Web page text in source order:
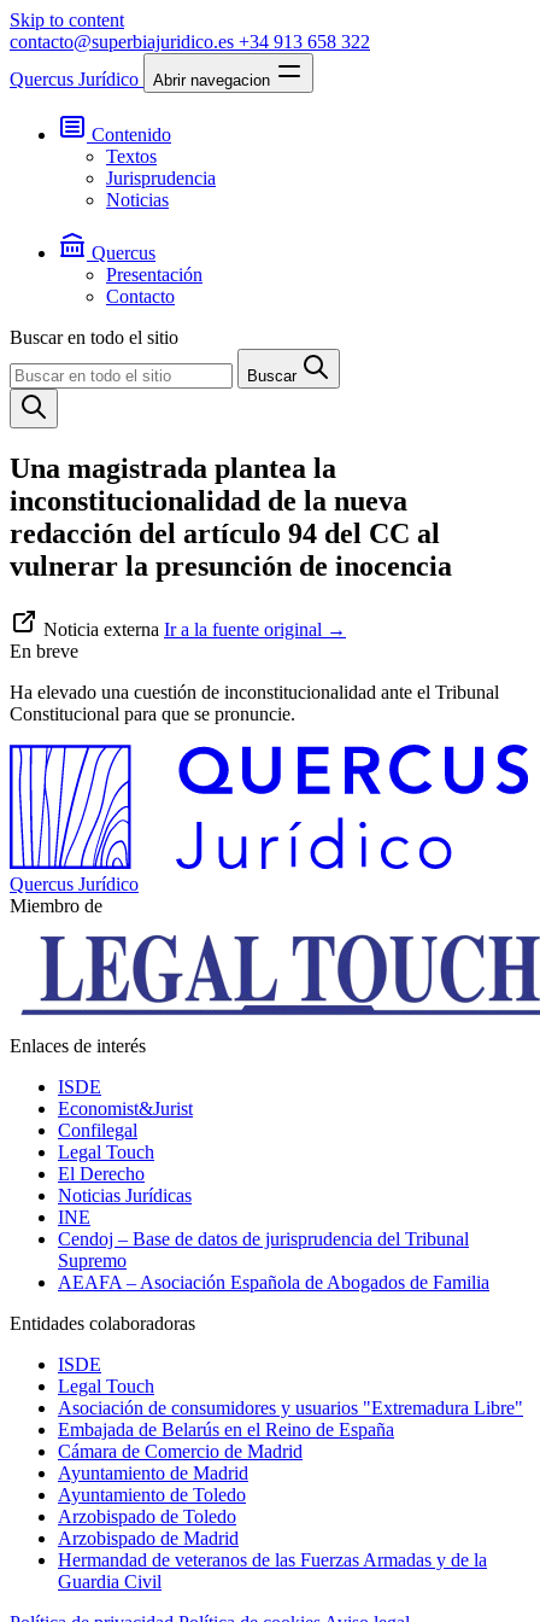
Skip to content
contacto@superbiajuridico.es +34 913 658 322
Quercus Jurídico
Abrir navegacion
Contenido
Textos
Jurisprudencia
Noticias
Quercus
Presentación
Contacto
Buscar en todo el sitio
Buscar
Una magistrada plantea la
inconstitucionalidad de la nueva
redacción del artículo 94 del CC al
vulnerar la presunción de inocencia
Noticia externa Ir a la fuente original →
En breve
Ha elevado una cuestión de inconstitucionalidad ante el Tribunal
Constitucional para que se pronuncie.
Quercus Jurídico
Miembro de
Enlaces de interés
ISDE
Economist&Jurist
Confilegal
Legal Touch
El Derecho
Noticias Jurídicas
INE
Cendoj – Base de datos de jurisprudencia del Tribunal
Supremo
AEAFA – Asociación Española de Abogados de Familia
Entidades colaboradoras
ISDE
Legal Touch
Asociación de consumidores y usuarios "Extremadura Libre"
Embajada de Belarús en el Reino de España
Cámara de Comercio de Madrid
Ayuntamiento de Madrid
Ayuntamiento de Toledo
Arzobispado de Toledo
Arzobispado de Madrid
Hermandad de veteranos de las Fuerzas Armadas y de la
Guardia Civil